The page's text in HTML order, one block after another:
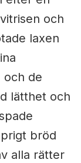
och
laxen
och de
lätthet och
bröd
alla rätter